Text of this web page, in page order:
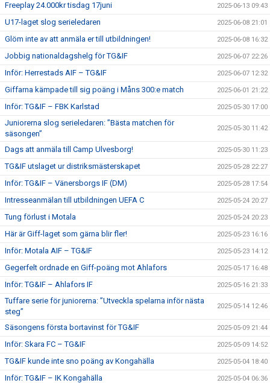
Freeplay 24.000kr tisdag 17juni 2025-06-13 09:43
U17-laget slog serieledaren 2025-06-08 21:01
Glöm inte av att anmäla er till utbildningen! 2025-06-08 16:32
Jobbig nationaldagshelg för TG&IF 2025-06-07 22:26
Inför: Herrestads AIF – TG&IF 2025-06-07 12:32
Giffarna kämpade till sig poäng i Måns 300:e match 2025-06-01 21:22
Inför: TG&IF – FBK Karlstad 2025-05-30 17:00
Juniorerna slog serieledaren: ”Bästa matchen för
säsongen”
2025-05-30 11:42
Dags att anmäla till Camp Ulvesborg! 2025-05-30 11:23
TG&IF utslaget ur distriksmästerskapet 2025-05-28 22:27
Inför: TG&IF – Vänersborgs IF (DM) 2025-05-28 17:54
Intresseanmälan till utbildningen UEFA C 2025-05-24 20:27
Tung förlust i Motala 2025-05-24 20:23
Här är Giff-laget som gärna blir fler! 2025-05-23 16:16
Inför: Motala AIF – TG&IF 2025-05-23 14:12
Gegerfelt ordnade en Giff-poäng mot Ahlafors 2025-05-17 16:48
Inför: TG&IF – Ahlafors IF 2025-05-16 21:33
Tuffare serie för juniorerna: ”Utveckla spelarna inför nästa
steg”
2025-05-14 12:46
Säsongens första bortavinst för TG&IF 2025-05-09 21:44
Inför: Skara FC – TG&IF 2025-05-09 14:52
TG&IF kunde inte sno poäng av Kongahälla 2025-05-04 18:40
Inför: TG&IF – IK Kongahälla 2025-05-04 06:36